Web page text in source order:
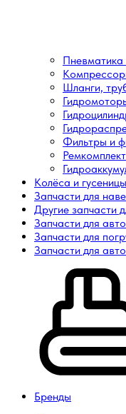
Пневматика
Шланги,
Фильтры и
Колёса и гусеницы
Запчасти для
Другие запчасти
Запчасти для
Запчасти для
Запчасти для
Бренды